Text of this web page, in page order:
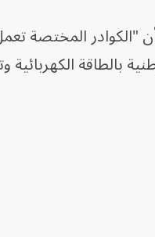
"الكوادر المختصة
بالطاقة الكهربائية